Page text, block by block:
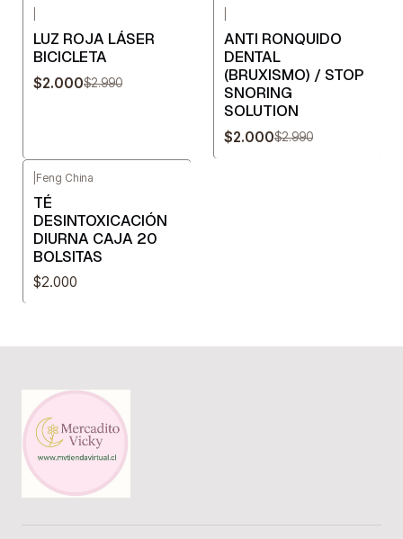
LUZ ROJA LÁSER
BICICLETA
$2.000$2.990
ANTI RONQUIDO
DENTAL
(BRUXISMO) / STOP
SNORING
SOLUTION
$2.000$2.990
Feng China
TÉ
DESINTOXICACIÓN
DIURNA CAJA 20
BOLSITAS
$2.000